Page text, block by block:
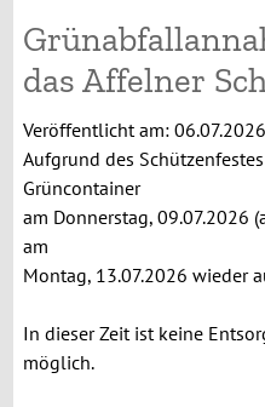
das Affelner
Veröffentlicht am: 06.07.2026
Aufgrund des
Grüncontainer
am Donnerstag, 09.07.2026
am
Montag, 13.07.2026 wieder
In dieser Zeit ist keine
möglich.